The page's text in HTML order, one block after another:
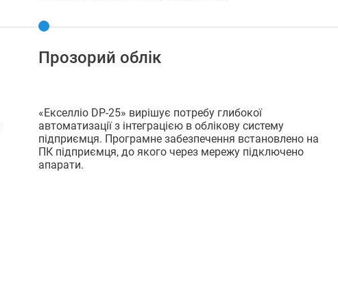
Прозорий облік
«Екселліо DP-25» вирішує потребу глибокої
автоматизації з інтеграцією в облікову систему
підприємця. Програмне забезпечення встановлено на
ПК підприємця, до якого через мережу підключено
апарати.